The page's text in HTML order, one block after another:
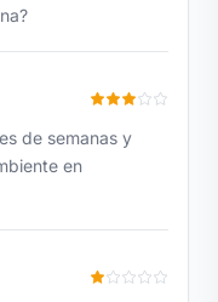
de semanas y
en